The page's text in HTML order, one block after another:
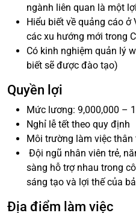
ngành liên quan là một
Hiểu biết về quảng cáo
các xu hướng mới trong
Có kinh nghiệm quản lý
biết sẽ được đào tạo)
Quyền lợi
Mức lương: 9,000,000 –
Nghỉ lễ tết theo quy định
Môi trường làm việc thân
Đội ngũ nhân viên trẻ,
sàng hỗ trợ nhau trong
sáng tạo và lợi thế của
Địa điểm làm việc